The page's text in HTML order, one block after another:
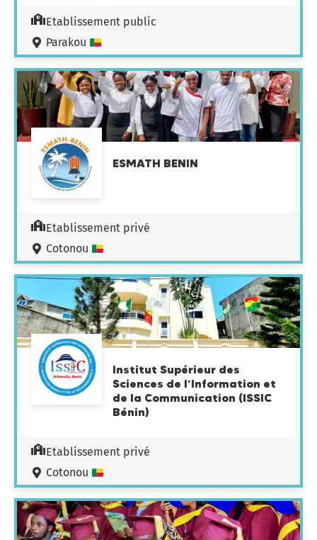
Etablissement public
Parakou
ESMATH BENIN
Etablissement privé
Cotonou
Institut Supérieur des
Sciences de l’Information et
de la Communication (ISSIC
Bénin)
Etablissement privé
Cotonou